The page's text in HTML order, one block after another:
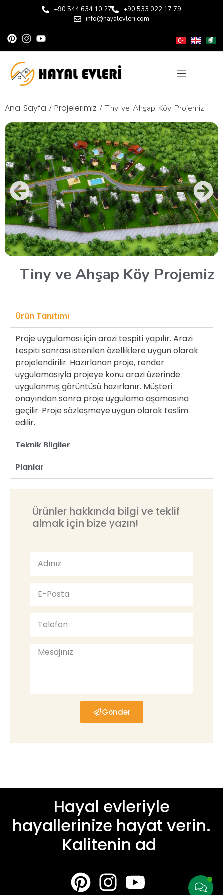
+90 544 634 10 27
+90 533 022 17 79
info@hayalevleri.com
Ana Sayfa / Projelerimiz / Tiny ve Ahşap Köy Projemiz
Tiny ve Ahşap Köy Projemiz
Ürün Tanıtımı
Proje uygulaması için arazi tespiti yapılır. Arazi
tespiti sonrası istenilen özelliklere uygun olarak
projelendirilir. Hazırlanan proje, render
uygulamasıyla projeye konu arazi üzerinde
uygulanmış görüntüsü hazırlanır. Müşteri
onayından sonra proje uygulama aşamasına
geçilir. Proje sözleşmeye uygun olarak teslim
edilir.
Teknik Bilgiler
Planlar
Ürünler hakkında bilgi ve teklif
almak için bize yazın!
Gönder
Hayal evleriyle
hayallerinize hayat verin.
Kalitenin adre